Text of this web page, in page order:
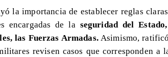
la importancia de establecer reglas
encargadas de la seguridad del
las Fuerzas Armadas.Asimismo,
revisen casos que corresponden a